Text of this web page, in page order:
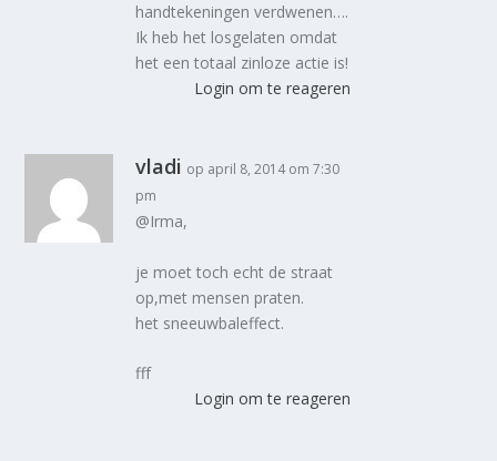
handtekeningen verdwenen….
Ik heb het losgelaten omdat
het een totaal zinloze actie is!
Login om te reageren
vladi op april 8, 2014 om 7:30
pm
@Irma,
je moet toch echt de straat
op,met mensen praten.
het sneeuwbaleffect.
fff
Login om te reageren